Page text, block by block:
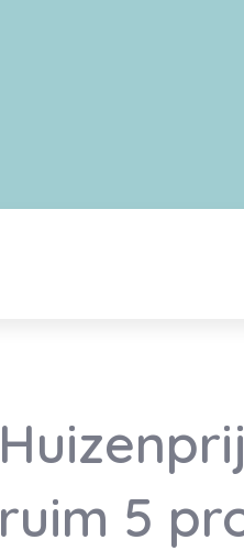
ruim 5